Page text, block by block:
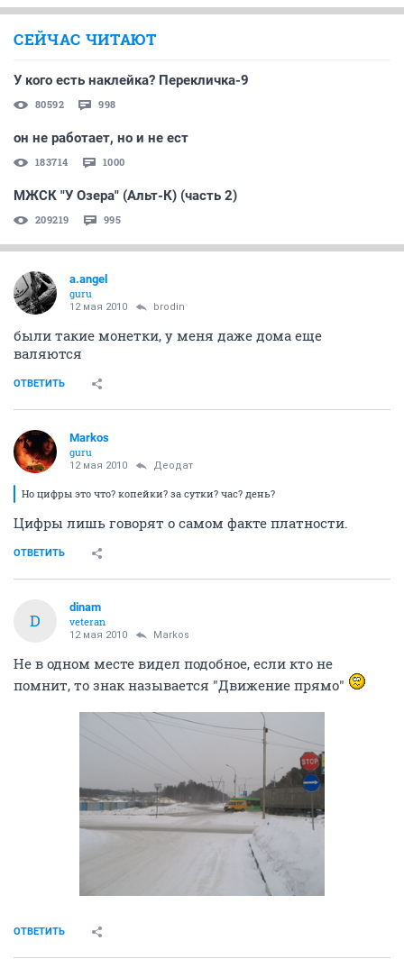
СЕЙЧАС ЧИТАЮТ
У кого есть наклейка? Перекличка-9
80592 998
он не работает, но и не ест
183714 1000
МЖСК "У Озера" (Альт-К) (часть 2)
209219 995
a.angel
guru
12 мая 2010 brodin
были такие монетки, у меня даже дома еще
валяются
ОТВЕТИТЬ
Markos
guru
12 мая 2010 Деодат
Но цифры это что? копейки? за сутки? час? день?
Цифры лишь говорят о самом факте платности.
ОТВЕТИТЬ
D
dinam
veteran
12 мая 2010 Markos
Не в одном месте видел подобное, если кто не
помнит, то знак называется "Движение прямо"
ОТВЕТИТЬ